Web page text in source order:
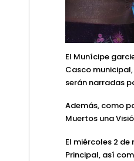
El Munícipe
Casco
serán narradas
Además, como
Muertos una
El miércoles 2 de
Principal, así